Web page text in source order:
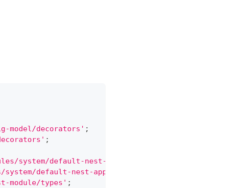
model/decorators' ;
;
system/default-nest-application/default-nest-
system/default-nest-application/default-nest-
module/types' ;